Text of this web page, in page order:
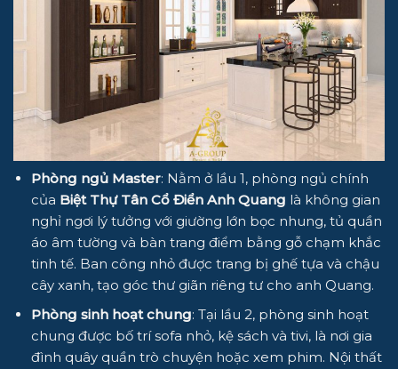
Phòng ngủ Master: Nằm ở lầu 1, phòng ngủ chính
của Biệt Thự Tân Cổ Điển Anh Quang là không gian
nghỉ ngơi lý tưởng với giường lớn bọc nhung, tủ quần
áo âm tường và bàn trang điểm bằng gỗ chạm khắc
tinh tế. Ban công nhỏ được trang bị ghế tựa và chậu
cây xanh, tạo góc thư giãn riêng tư cho anh Quang.
Phòng sinh hoạt chung: Tại lầu 2, phòng sinh hoạt
chung được bố trí sofa nhỏ, kệ sách và tivi, là nơi gia
đình quây quần trò chuyện hoặc xem phim. Nội thất